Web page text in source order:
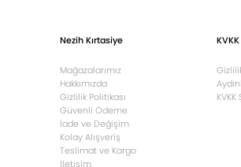
Nezih Kırtasiye
Mağazalarımız
Hakkımızda
Gizlilik Politikası
Güvenli Ödeme
İade ve Değişim
Kolay Alışveriş
Teslimat ve Kargo
İletişim
KVKK